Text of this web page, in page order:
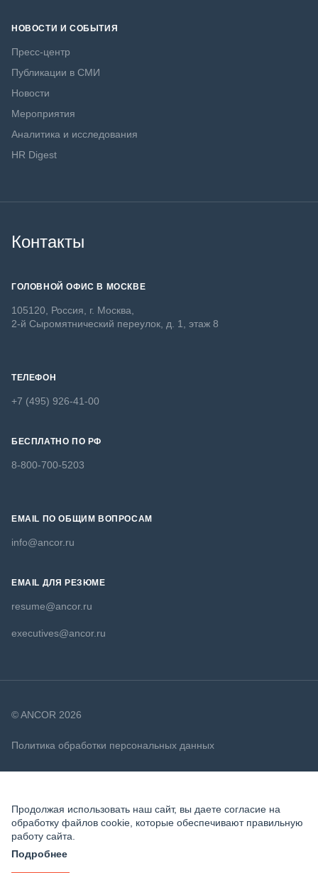
НОВОСТИ И СОБЫТИЯ
Пресс-центр
Публикации в СМИ
Новости
Мероприятия
Аналитика и исследования
HR Digest
Контакты
ГОЛОВНОЙ ОФИС В МОСКВЕ
105120, Россия, г. Москва,
2-й Сыромятнический переулок, д. 1, этаж 8
ТЕЛЕФОН
+7 (495) 926-41-00
БЕСПЛАТНО ПО РФ
8-800-700-5203
EMAIL ПО ОБЩИМ ВОПРОСАМ
info@ancor.ru
EMAIL ДЛЯ РЕЗЮМЕ
resume@ancor.ru
executives@ancor.ru
© ANCOR 2026
Политика обработки персональных данных
Продолжая использовать наш сайт, вы даете согласие на
обработку файлов cookie, которые обеспечивают правильную
работу сайта.
Подробнее